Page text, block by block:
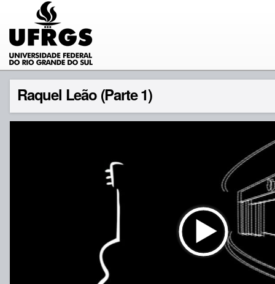
Raquel Leão (Parte 1)